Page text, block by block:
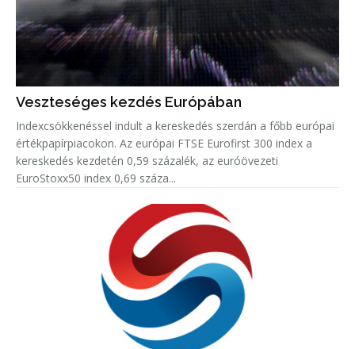
Veszteséges kezdés Európában
Indexcsökkenéssel indult a kereskedés szerdán a főbb európai
értékpapírpiacokon. Az európai FTSE Eurofirst 300 index a
kereskedés kezdetén 0,59 százalék, az euróövezeti
EuroStoxx50 index 0,69 száza...